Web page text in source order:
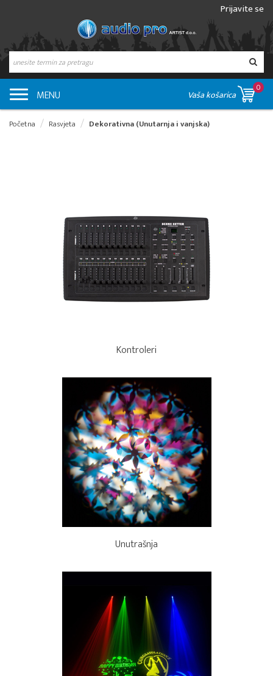
Prijavite se
MENU Vaša košarica
0
Početna Rasvjeta Dekorativna (Unutarnja i vanjska)
Kontroleri
Unutrašnja